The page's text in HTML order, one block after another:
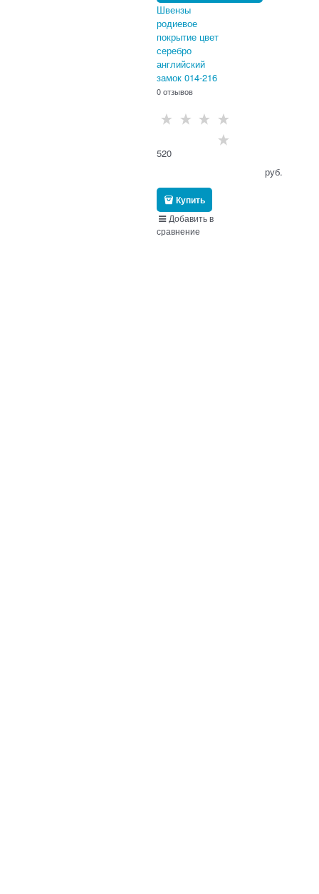
Швензы
родиевое
покрытие цвет
серебро
английский
замок 014-216
0 отзывов
520
                                      руб.
Купить
Добавить в
сравнение